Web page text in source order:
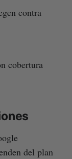
contra
cobertura
del plan